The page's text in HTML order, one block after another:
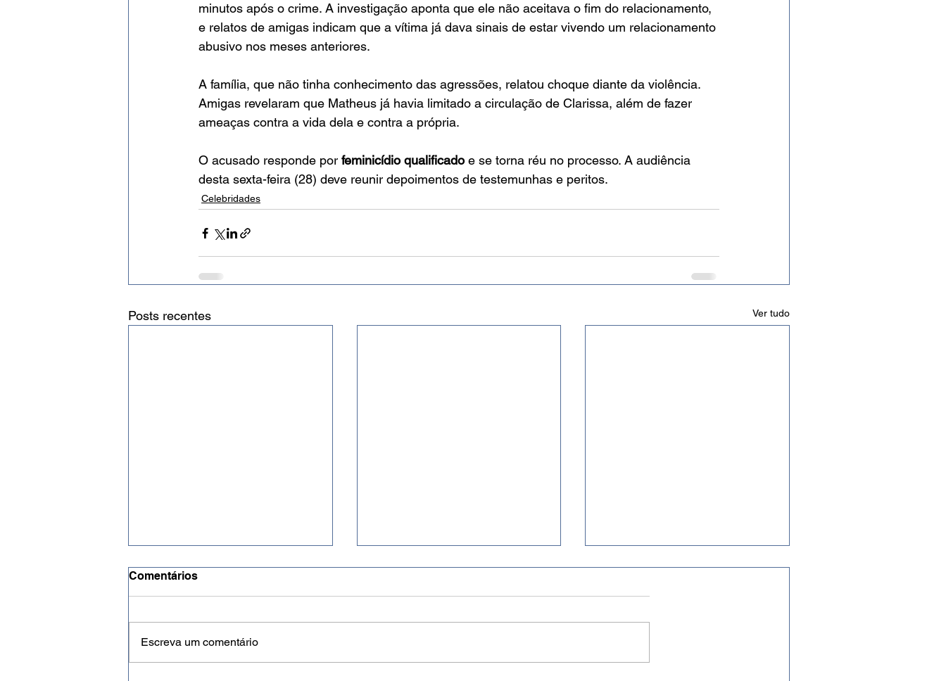
minutos após o crime. A investigação aponta que ele não aceitava o fim do relacionamento,
e relatos de amigas indicam que a vítima já dava sinais de estar vivendo um relacionamento
abusivo nos meses anteriores.
A família, que não tinha conhecimento das agressões, relatou choque diante da violência.
Amigas revelaram que Matheus já havia limitado a circulação de Clarissa, além de fazer
ameaças contra a vida dela e contra a própria.
O acusado responde por feminicídio qualificado e se torna réu no processo. A audiência
desta sexta-feira (28) deve reunir depoimentos de testemunhas e peritos.
Celebridades
Posts recentes Ver tudo
Comentários
Escreva um comentário